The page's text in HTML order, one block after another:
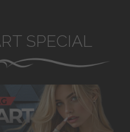
SPECIAL